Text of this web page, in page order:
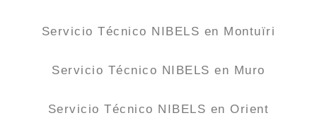
Servicio Técnico NIBELS en Montuïri
Servicio Técnico NIBELS en Muro
Servicio Técnico NIBELS en Orient